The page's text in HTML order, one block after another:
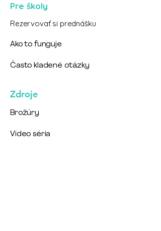
Pre školy
Rezervovať si prednášku
Ako to funguje
Často kladené otázky
Zdroje
Brožúry
Video séria